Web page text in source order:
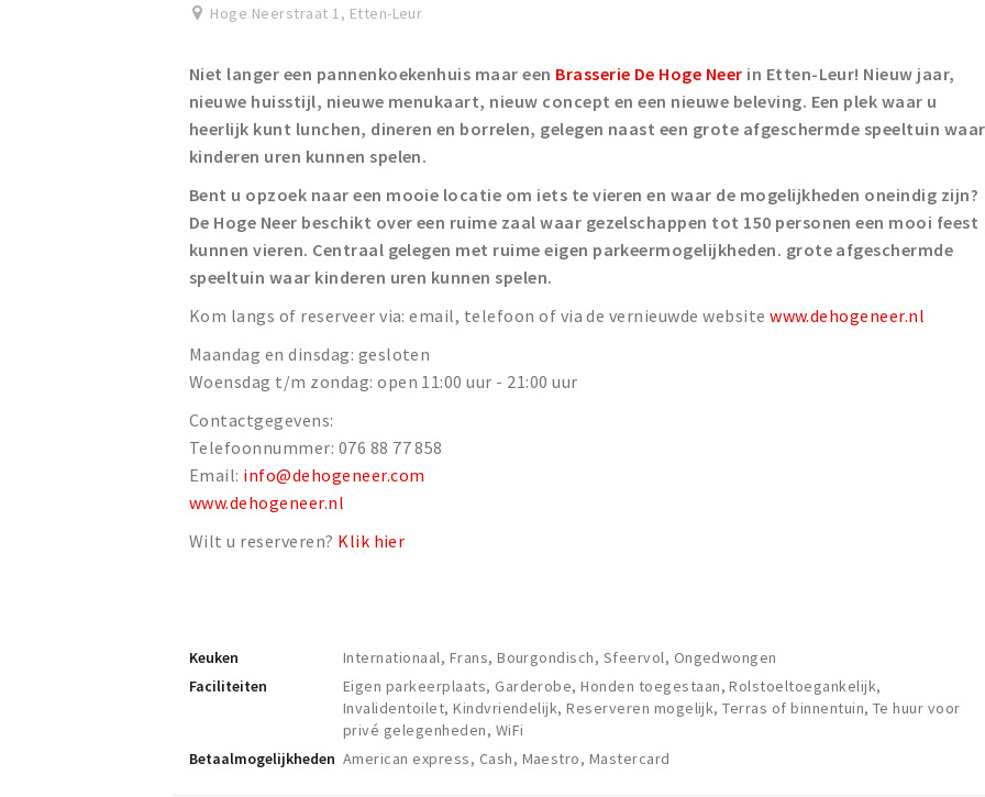
Hoge Neerstraat 1, Etten-Leur
Niet langer een pannenkoekenhuis maar een Brasserie De Hoge Neer in Etten-Leur! Nieuw jaar,
nieuwe huisstijl, nieuwe menukaart, nieuw concept en een nieuwe beleving. Een plek waar u
heerlijk kunt lunchen, dineren en borrelen, gelegen naast een grote afgeschermde speeltuin waar
kinderen uren kunnen spelen.
Bent u opzoek naar een mooie locatie om iets te vieren en waar de mogelijkheden oneindig zijn?
De Hoge Neer beschikt over een ruime zaal waar gezelschappen tot 150 personen een mooi feest
kunnen vieren. Centraal gelegen met ruime eigen parkeermogelijkheden. grote afgeschermde
speeltuin waar kinderen uren kunnen spelen.
Kom langs of reserveer via: email, telefoon of via de vernieuwde websitewww.dehogeneer.nl
Maandag en dinsdag: gesloten
Woensdag t/m zondag: open 11:00 uur - 21:00 uur
Contactgegevens:
Telefoonnummer: 076 88 77 858
Email: info@dehogeneer.com
www.dehogeneer.nl
Wilt u reserveren? Klik hier
Keuken
Internationaal, Frans, Bourgondisch, Sfeervol, Ongedwongen
Faciliteiten
Eigen parkeerplaats, Garderobe, Honden toegestaan, Rolstoeltoegankelijk,
Invalidentoilet, Kindvriendelijk, Reserveren mogelijk, Terras of binnentuin, Te huur voor
privé gelegenheden, WiFi
Betaalmogelijkheden American express, Cash, Maestro, Mastercard